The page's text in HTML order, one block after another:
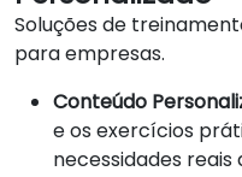
Soluções de
para empresas.
Conteúdo
e os exercícios
necessidades reais